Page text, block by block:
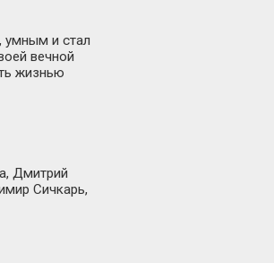
умным и стал
вечной
жизнью
Дмитрий
Сичкарь,